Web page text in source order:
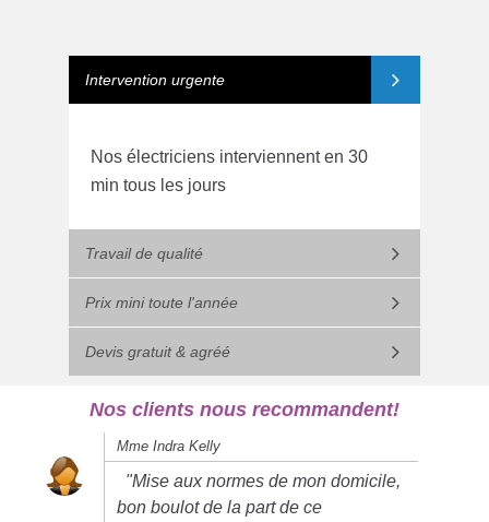
Intervention urgente
Nos électriciens interviennent en 30
min tous les jours
Travail de qualité
Prix mini toute l'année
Devis gratuit & agréé
Nos clients nous recommandent!
Mme Indra Kelly
"Mise aux normes de mon domicile,
bon boulot de la part de ce